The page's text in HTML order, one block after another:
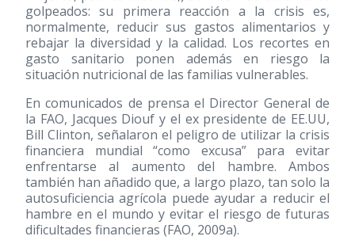
golpeados: su primera reacción a la crisis es,
normalmente, reducir sus gastos alimentarios y
rebajar la diversidad y la calidad. Los recortes en
gasto sanitario ponen además en riesgo la
situación nutricional de las familias vulnerables.
En comunicados de prensa el Director General de
la FAO, Jacques Diouf y el ex presidente de EE.UU,
Bill Clinton, señalaron el peligro de utilizar la crisis
financiera mundial “como excusa” para evitar
enfrentarse al aumento del hambre. Ambos
también han añadido que, a largo plazo, tan solo la
autosuficiencia agrícola puede ayudar a reducir el
hambre en el mundo y evitar el riesgo de futuras
dificultades financieras (FAO, 2009a).